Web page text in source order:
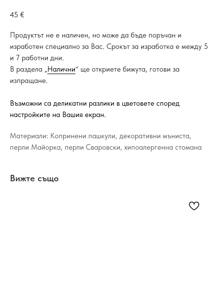
45 €
Продуктът не е наличен, но може да бъде поръчан и
изработен специално за Вас. Срокът за изработка е между 5
и 7 работни дни.
В раздела „Налични“ ще откриете бижута, готови за
изпращане.
Възможни са деликатни разлики в цветовете според
настройките на Вашия екран.
Материали: Копринени пашкули, декоративни мъниста,
перли Майорка, перли Сваровски, хипоалергенна стомана
Вижте също